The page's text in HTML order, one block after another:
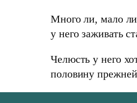
Много ли, мало
у него заживать
Челюсть у него
половину